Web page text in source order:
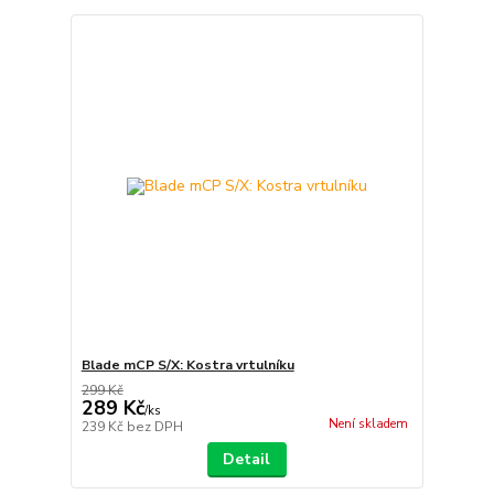
Blade mCP S/X: Kostra vrtulníku
299 Kč
289 Kč/ks
239 Kč bez DPH Není skladem
Detail